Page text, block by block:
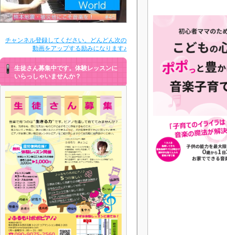
チャンネル登録してください。どんどん次の
動画をアップする励みになります♪
生徒さん募集中です。体験レッスンに
いらっしゃいませんか？